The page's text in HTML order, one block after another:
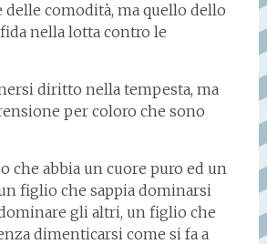
delle comodità, ma quello dello
nella lotta contro le
diritto nella tempesta, ma
per coloro che sono
che abbia un cuore puro ed un
figlio che sappia dominarsi
gli altri, un figlio che
dimenticarsi come si fa a